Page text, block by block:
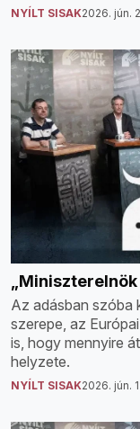
NYÍLT SISAK2026. jún.
Az adásban szóba
szerepe, az
is, hogy mennyire
helyzete.
NYÍLT SISAK2026. jún.